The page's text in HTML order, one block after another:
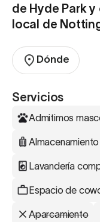
de Hyde Park
local de
Dónde
Servicios
Admitimos
Lavandería
Espacio de
Aparcamiento